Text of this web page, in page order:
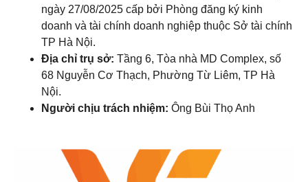
ngày 27/08/2025 cấp bởi Phòng đăng ký kinh
doanh và tài chính doanh nghiệp thuộc Sở tài chính
TP Hà Nội.
Địa chỉ trụ sở: Tầng 6, Tòa nhà MD Complex, số
68 Nguyễn Cơ Thạch, Phường Từ Liêm, TP Hà
Nội.
Người chịu trách nhiệm: Ông Bùi Thọ Anh